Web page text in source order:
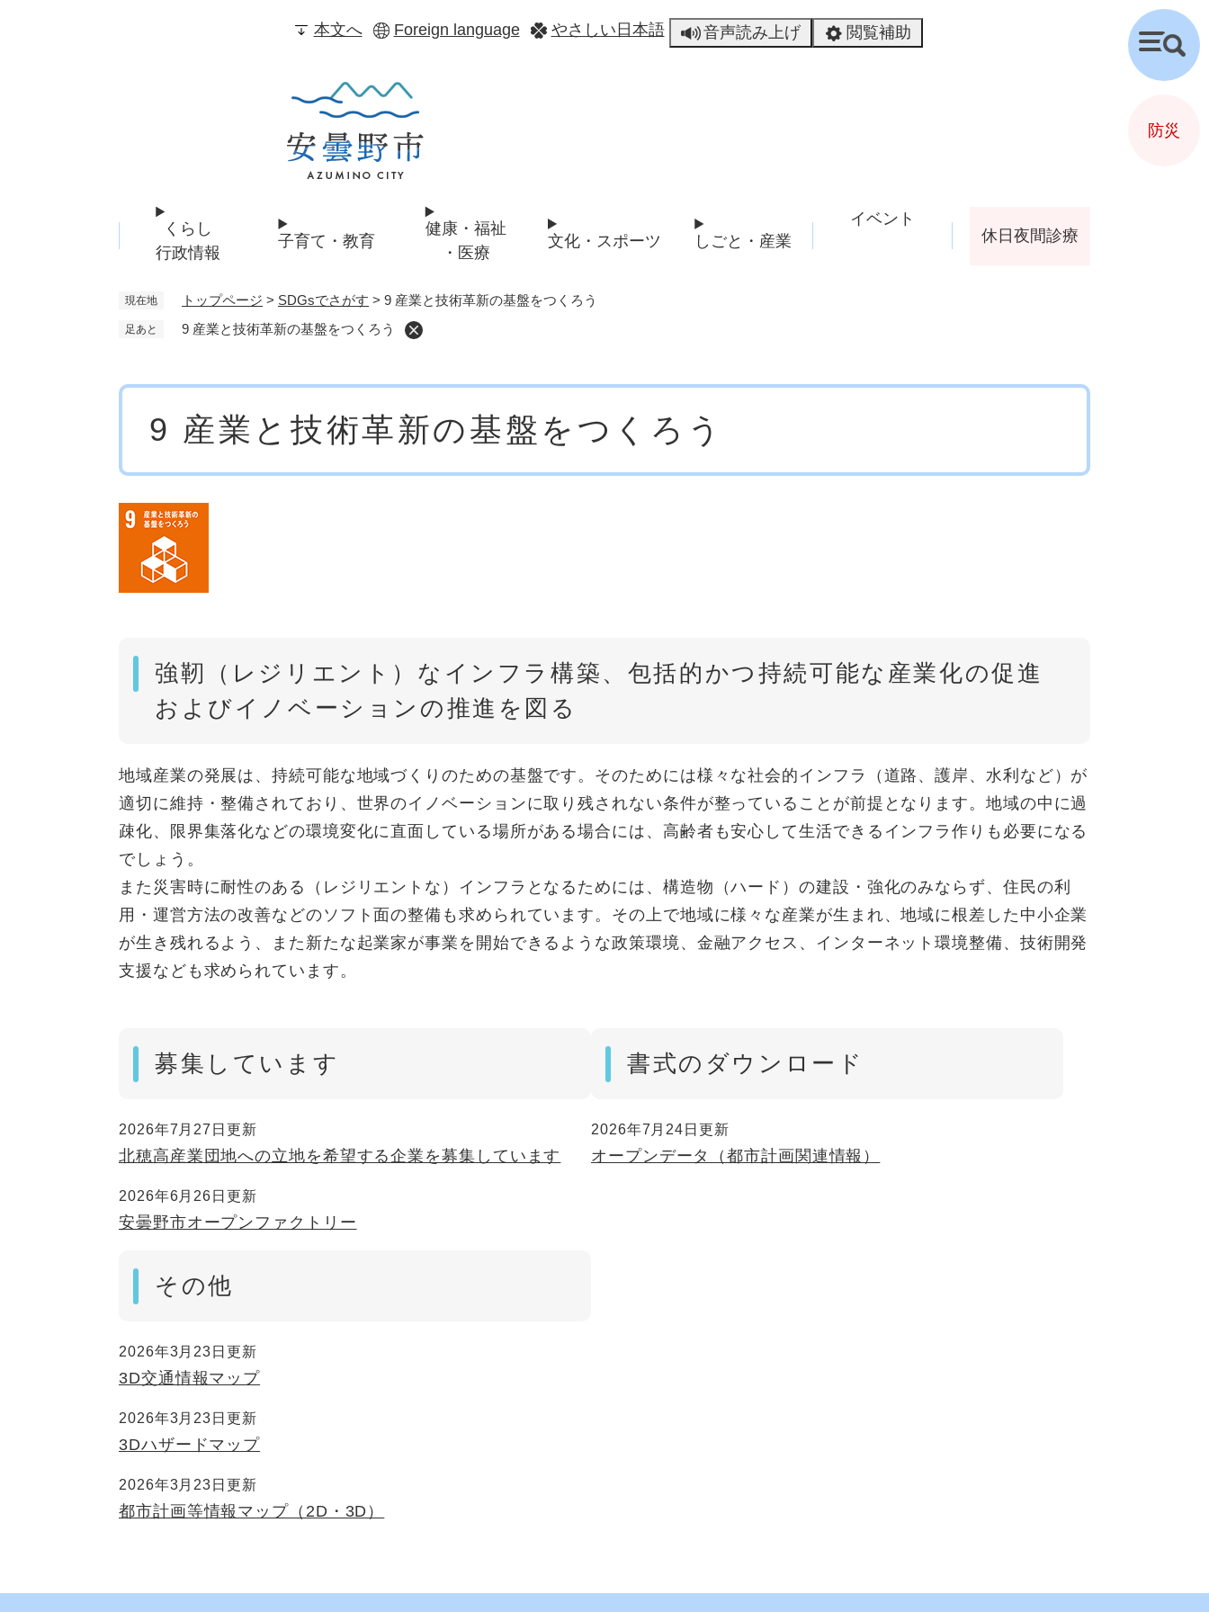
本文へ Foreign language やさしい日本語 音声読み上げ 閲覧補助
くらし
行政情報
子育て・教育
健康・福祉
・医療
文化・スポーツ しごと・産業
イベント
休日夜間診療
現在地 トップページ > SDGsでさがす > 9 産業と技術革新の基盤をつくろう
足あと 9 産業と技術革新の基盤をつくろう
9 産業と技術革新の基盤をつくろう
​強靭（レジリエント）なインフラ構築、包括的かつ持続可能な産業化の促進
およびイノベーションの推進を図る
地域産業の発展は、持続可能な地域づくりのための基盤です。そのためには様々な社会的インフラ（道路、護岸、水利など）が
適切に維持・整備されており、世界のイノベーションに取り残されない条件が整っていることが前提となります。地域の中に過
疎化、限界集落化などの環境変化に直面している場所がある場合には、高齢者も安心して生活できるインフラ作りも必要になる
でしょう。
また災害時に耐性のある（レジリエントな）インフラとなるためには、構造物（ハード）の建設・強化のみならず、住民の利
用・運営方法の改善などのソフト面の整備も求められています。その上で地域に様々な産業が生まれ、地域に根差した中小企業
が生き残れるよう、また新たな起業家が事業を開始できるような政策環境、金融アクセス、インターネット環境整備、技術開発
支援なども求められています。
募集しています
2026年7月27日更新
北穂高産業団地への立地を希望する企業を募集しています
2026年6月26日更新
安曇野市オープンファクトリー
書式のダウンロード
2026年7月24日更新
オープンデータ（都市計画関連情報）
その他
2026年3月23日更新
3D交通情報マップ
2026年3月23日更新
3Dハザードマップ
2026年3月23日更新
都市計画等情報マップ（2D・3D）
検
索
防災